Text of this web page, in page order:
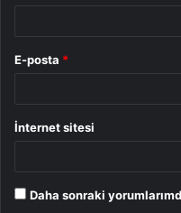
E-posta *
İnternet sitesi
Daha sonraki